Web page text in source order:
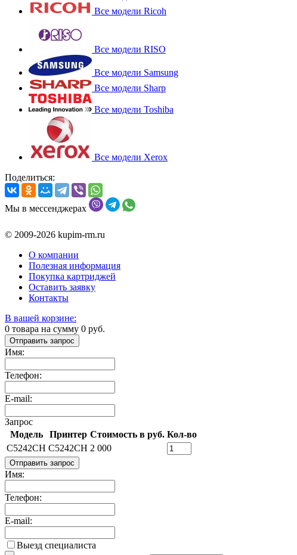
Все модели Ricoh
Все модели RISO
Все модели Samsung
Все модели Sharp
Все модели Toshiba
Все модели Xerox
Поделиться:
Мы в мессенджерах
© 2009-2026 kupim-rm.ru
О компании
Полезная информация
Покупка картриджей
Оставить заявку
Контакты
В вашей корзине:
0 товара на сумму 0 руб.
Отправить запрос
Имя:
Телефон:
E-mail:
Запрос
Модель
Принтер Стоимость в руб. Кол-во
C5242CH C5242CH 2 000
Отправить запрос
Имя:
Телефон:
E-mail:
Выезд специалиста